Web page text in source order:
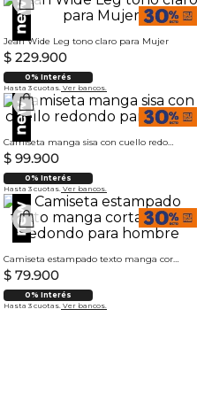
Jean Wide Leg tono claro para Mujer
$ 229.900
0% Interés
Hasta 3 cuotas. Ver bancos.
Camiseta manga sisa con cuello redondo para mujer
$ 99.900
0% Interés
Hasta 3 cuotas. Ver bancos.
Camiseta estampado texto manga corta cuello redondo para hombre
$ 79.900
0% Interés
Hasta 3 cuotas. Ver bancos.